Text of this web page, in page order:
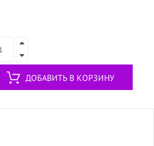
ДОБАВИТЬ В КОРЗИНУ